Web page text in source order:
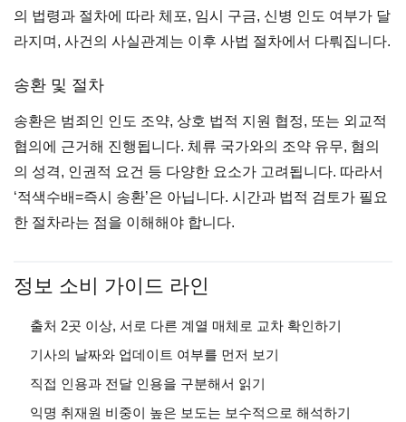
의 법령과 절차에 따라 체포, 임시 구금, 신병 인도 여부가 달
라지며, 사건의 사실관계는 이후 사법 절차에서 다뤄집니다.
송환 및 절차
송환은 범죄인 인도 조약, 상호 법적 지원 협정, 또는 외교적
협의에 근거해 진행됩니다. 체류 국가와의 조약 유무, 혐의
의 성격, 인권적 요건 등 다양한 요소가 고려됩니다. 따라서
‘적색수배=즉시 송환’은 아닙니다. 시간과 법적 검토가 필요
한 절차라는 점을 이해해야 합니다.
정보 소비 가이드 라인
출처 2곳 이상, 서로 다른 계열 매체로 교차 확인하기
기사의 날짜와 업데이트 여부를 먼저 보기
직접 인용과 전달 인용을 구분해서 읽기
익명 취재원 비중이 높은 보도는 보수적으로 해석하기